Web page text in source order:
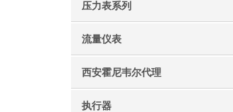
压力表系列
流量仪表
西安霍尼韦尔代理
执行器